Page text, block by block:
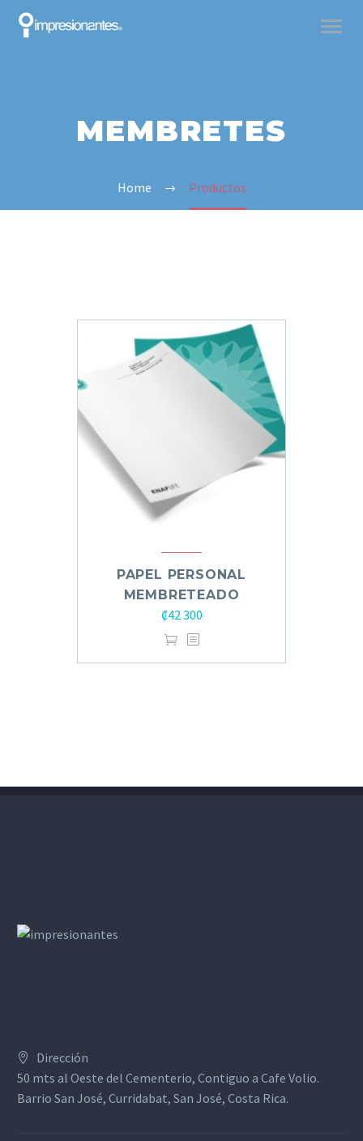
MEMBRETES
Home Productos
PAPEL PERSONAL
MEMBRETEADO
₡42 300
Dirección
50 mts al Oeste del Cementerio, Contiguo a Cafe Volio.
Barrio San José, Curridabat, San José, Costa Rica.